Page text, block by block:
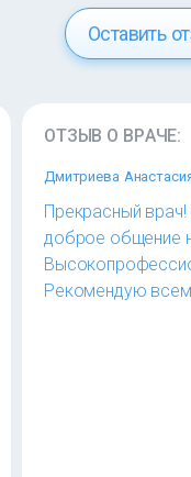
Оставить
ОТЗЫВ О ВРАЧЕ:
Дмитриева
Прекрасный врач!
доброе общение
Рекомендую